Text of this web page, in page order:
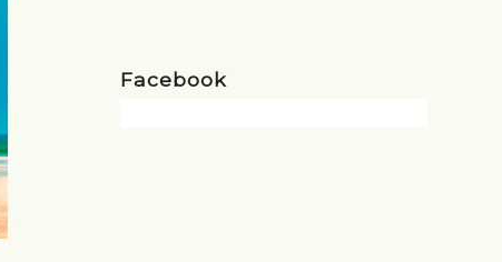
Facebook